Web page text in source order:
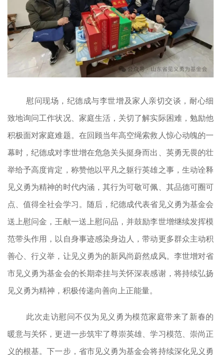
慰问现场，纪德成与李世增及家人亲切交谈，耐心细
致地询问工作状况、家庭生活，关切了解实际困难，勉励他
积极面对家庭难题。在回顾当年高空绳索救人惊心动魄的一
幕时，纪德成对李世增在危急关头挺身而出、英勇无畏的壮
举给予高度肯定，称赞他以平凡之躯行英雄之事，生动诠释
见义勇为精神的时代内涵，其行为可敬可佩、其品德可圈可
点、值得全社会学习。随后，纪德成代表省见义勇为基金会
送上慰问金，王献一送上慰问品，并鼓励李世增继续发挥模
范带头作用，以自身事迹感染身边人，带动更多群众主动积
善心、行义举，让见义勇为的新风尚蔚然成风。李世增对省
市见义勇为基金会的长期牵挂与关怀深表感谢，将持续弘扬
见义勇为精神，积极传递向善向上正能量。
此次走访慰问不仅为见义勇为模范家庭带来了新春的
暖意与关怀，更进一步筑牢了尊崇英雄、学习模范、崇尚正
义的根基。下一步，省市见义勇为基金会将持续深化见义勇